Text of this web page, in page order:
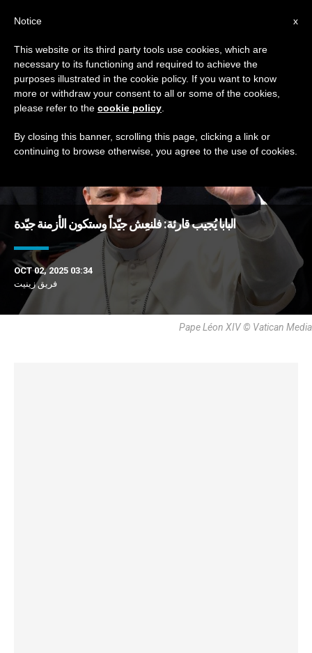
TAG
DERNIÈRES NOUVELLES
البابا يُجيب قارئة: فلنعِش جيّداً وستكون الأزمنة جيّدة
OCT 02, 2025 03:34
فريق زينيت
Pape Léon XIV © Vatican Media
x
Notice
This website or its third party tools use cookies, which are
necessary to its functioning and required to achieve the
purposes illustrated in the cookie policy. If you want to know
more or withdraw your consent to all or some of the cookies,
please refer to the cookie policy
By closing this banner, scrolling this page, clicking a link or
continuing to browse otherwise, you agree to the use of cookies.